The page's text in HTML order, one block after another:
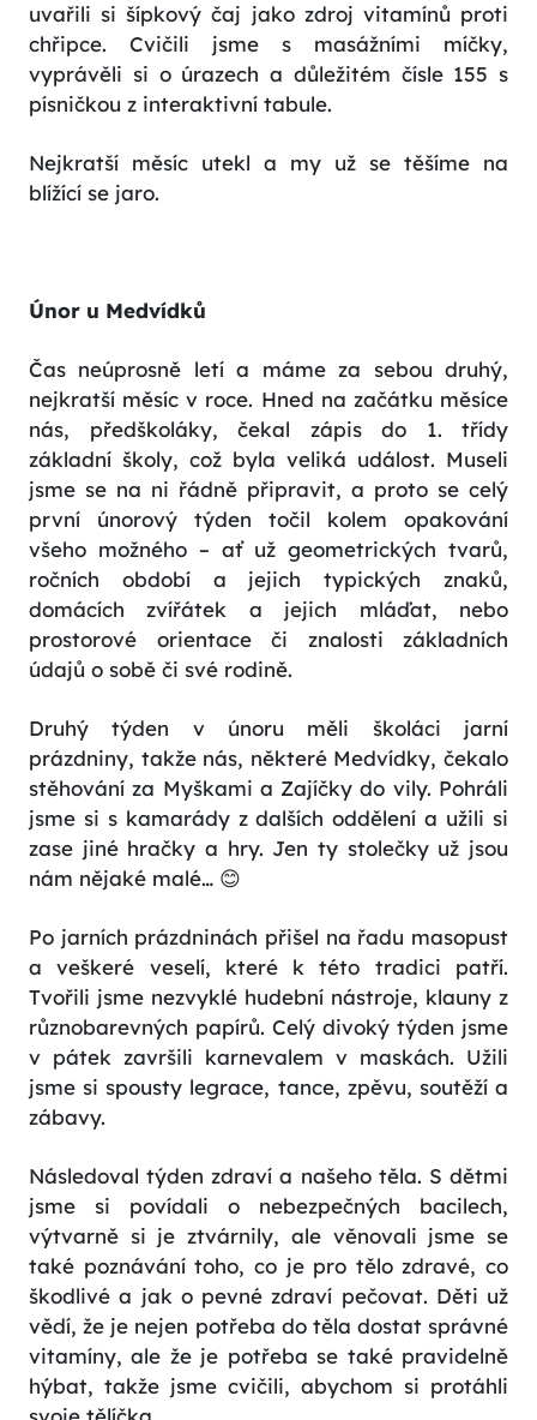
uvařili si šípkový čaj jako zdroj vitamínů proti
chřipce. Cvičili jsme s masážními míčky,
vyprávěli si o úrazech a důležitém čísle 155 s
písničkou z interaktivní tabule.
Nejkratší měsíc utekl a my už se těšíme na
blížící se jaro.
Únor u Medvídků
Čas neúprosně letí a máme za sebou druhý,
nejkratší měsíc v roce. Hned na začátku měsíce
nás, předškoláky, čekal zápis do 1. třídy
základní školy, což byla veliká událost. Museli
jsme se na ni řádně připravit, a proto se celý
první únorový týden točil kolem opakování
všeho možného – ať už geometrických tvarů,
ročních období a jejich typických znaků,
domácích zvířátek a jejich mláďat, nebo
prostorové orientace či znalosti základních
údajů o sobě či své rodině.
Druhý týden v únoru měli školáci jarní
prázdniny, takže nás, některé Medvídky, čekalo
stěhování za Myškami a Zajíčky do vily. Pohráli
jsme si s kamarády z dalších oddělení a užili si
zase jiné hračky a hry. Jen ty stolečky už jsou
nám nějaké malé… 😊
Po jarních prázdninách přišel na řadu masopust
a veškeré veselí, které k této tradici patří.
Tvořili jsme nezvyklé hudební nástroje, klauny z
různobarevných papírů. Celý divoký týden jsme
v pátek završili karnevalem v maskách. Užili
jsme si spousty legrace, tance, zpěvu, soutěží a
zábavy.
Následoval týden zdraví a našeho těla. S dětmi
jsme si povídali o nebezpečných bacilech,
výtvarně si je ztvárnily, ale věnovali jsme se
také poznávání toho, co je pro tělo zdravé, co
škodlivé a jak o pevné zdraví pečovat. Děti už
vědí, že je nejen potřeba do těla dostat správné
vitamíny, ale že je potřeba se také pravidelně
hýbat, takže jsme cvičili, abychom si protáhli